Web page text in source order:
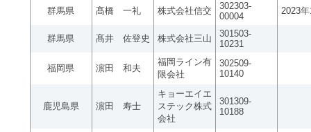
群馬県 髙橋 一礼 株式会社信交
302303-
00004
2023
群馬県 髙井 佐登史 株式会社三山
301503-
10231
福岡県 濵田 和夫
福岡ライン有
限会社
302509-
10140
鹿児島県 濵田 寿士
キョーエイエ
ステック株式
会社
301309-
10188